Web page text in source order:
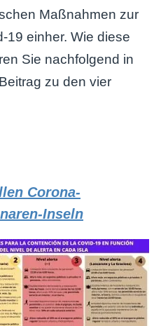
Maßnahmen zur
19 einher. Wie diese
Sie nachfolgend in
zu den vier
Corona-
Inseln